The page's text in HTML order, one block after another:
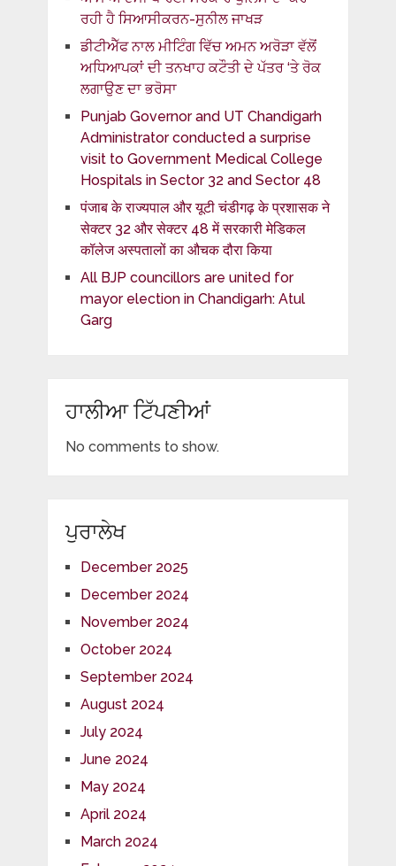
ਰਹੀ ਹੈ ਸਿਆਸੀਕਰਨ-ਸੁਨੀਲ ਜਾਖੜ
ਡੀਟੀਐੱਫ ਨਾਲ ਮੀਟਿੰਗ ਵਿੱਚ ਅਮਨ ਅਰੋੜਾ ਵੱਲੋਂ
ਅਧਿਆਪਕਾਂ ਦੀ ਤਨਖਾਹ ਕਟੌਤੀ ਦੇ ਪੱਤਰ ‘ਤੇ ਰੋਕ
ਲਗਾਉਣ ਦਾ ਭਰੋਸਾ
Punjab Governor and UT Chandigarh
Administrator conducted a surprise
visit to Government Medical College
Hospitals in Sector 32 and Sector 48
पंजाब के राज्यपाल और यूटी चंडीगढ़ के प्रशासक ने
सेक्टर 32 और सेक्टर 48 में सरकारी मेडिकल
कॉलेज अस्पतालों का औचक दौरा किया
All BJP councillors are united for
mayor election in Chandigarh: Atul
Garg
ਹਾਲੀਆ ਟਿੱਪਣੀਆਂ
No comments to show.
ਪੁਰਾਲੇਖ
December 2025
December 2024
November 2024
October 2024
September 2024
August 2024
July 2024
June 2024
May 2024
April 2024
March 2024